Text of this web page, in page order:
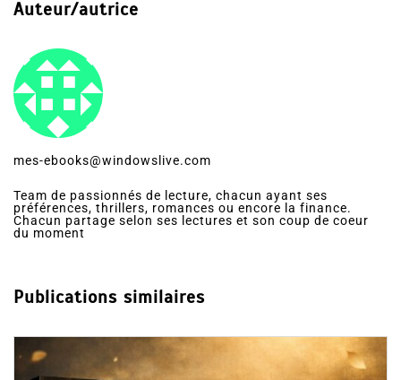
Auteur/autrice
mes-ebooks@windowslive.com
Team de passionnés de lecture, chacun ayant ses
préférences, thrillers, romances ou encore la finance.
Chacun partage selon ses lectures et son coup de coeur
du moment
Publications similaires